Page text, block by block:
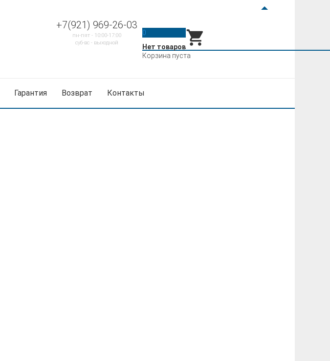
+7(921) 969-26-03
пн-пят - 10:00-17:00
суб-вс - выходной
0
Нет товаров
Корзина пуста
Гарантия Возврат Контакты